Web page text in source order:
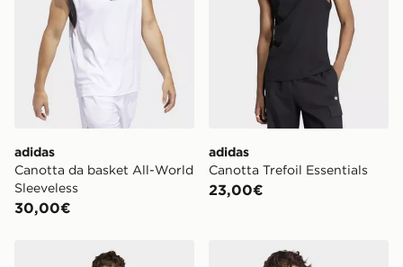
adidas
Canotta da basket All-World
Sleeveless
30,00€
adidas
Canotta Trefoil Essentials
23,00€
adidas Canotta Trefoil Essentialsadidas Canotta Trefoil